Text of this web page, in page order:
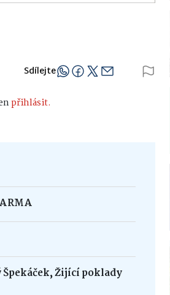
Sdílejte
přihlásit.
Žijící poklady